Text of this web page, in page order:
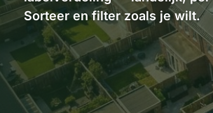
Sorteer en filter zoals je wilt.